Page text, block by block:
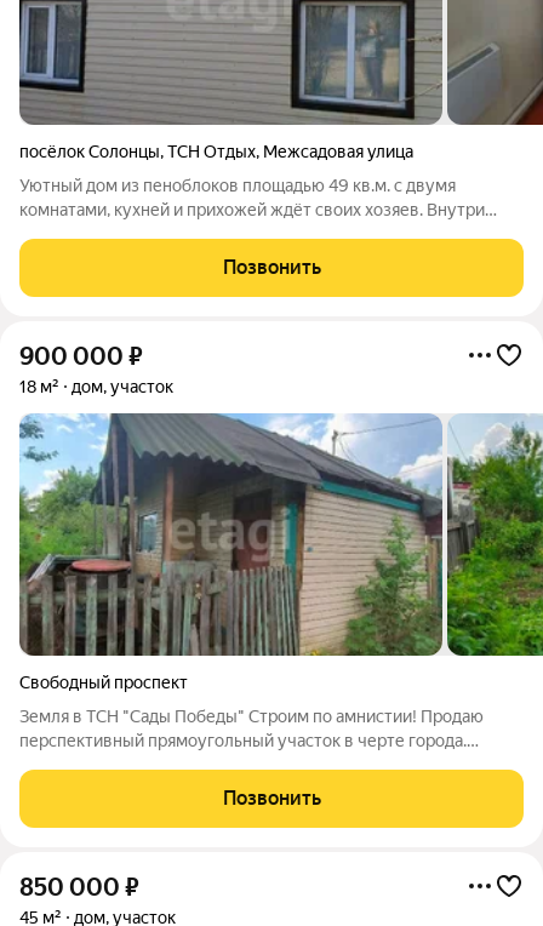
посёлок Солонцы,ТСН Отдых, Межсадовая улица
Уютный дом из пеноблоков площадью 49 кв.м. с двумя
комнатами, кухней и прихожей ждёт своих хозяев. Внутри
жить. В доме организовано водоснабжение из скважины,
Позвонить
900 000 ₽
18 м² дом, участок
Свободный проспект
Земля в ТСН "Сады Победы" Строим по амнистии! Продаю
перспективный прямоугольный участок в черте города.
капитальный дом можно по "дачной амнистии".
Инфраструктура: Городская вода заведена на
Позвонить
850 000 ₽
45 м² дом, участок